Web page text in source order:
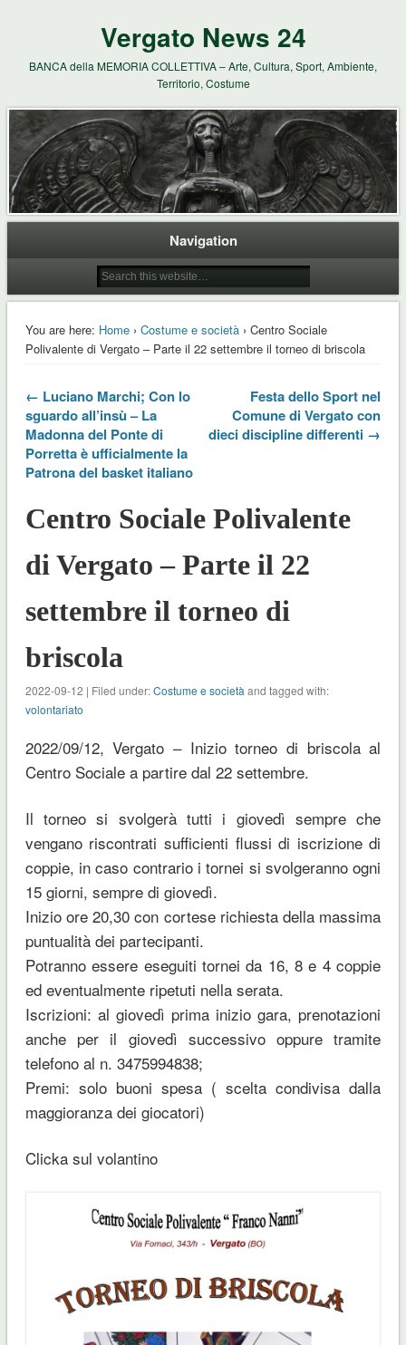
Vergato News 24
BANCA della MEMORIA COLLETTIVA – Arte, Cultura, Sport, Ambiente,
Territorio, Costume
Navigation
You are here: Home› Costume e società› Centro Sociale
Polivalente di Vergato – Parte il 22 settembre il torneo di briscola
← Luciano Marchi; Con lo
sguardo all’insù – La
Madonna del Ponte di
Porretta è ufficialmente la
Patrona del basket italiano
Festa dello Sport nel
Comune di Vergato con
dieci discipline differenti →
Centro Sociale Polivalente
di Vergato – Parte il 22
settembre il torneo di
briscola
2022-09-12 | Filed under:Costume e società and tagged with:
volontariato
2022/09/12, Vergato – Inizio torneo di briscola al
Centro Sociale a partire dal 22 settembre.
Il torneo si svolgerà tutti i giovedì sempre che
vengano riscontrati sufficienti flussi di iscrizione di
coppie, in caso contrario i tornei si svolgeranno ogni
15 giorni, sempre di giovedì.
Inizio ore 20,30 con cortese richiesta della massima
puntualità dei partecipanti.
Potranno essere eseguiti tornei da 16, 8 e 4 coppie
ed eventualmente ripetuti nella serata.
Iscrizioni: al giovedì prima inizio gara, prenotazioni
anche per il giovedì successivo oppure tramite
telefono al n. 3475994838;
Premi: solo buoni spesa ( scelta condivisa dalla
maggioranza dei giocatori)
Clicka sul volantino